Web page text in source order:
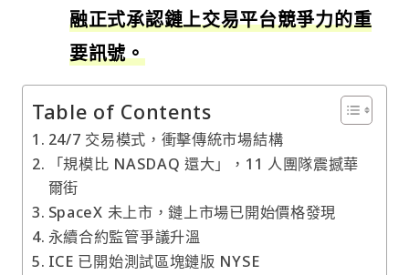
融正式承認鏈上交易平台競爭力的重
要訊號。
Table of Contents
24/7 交易模式，衝擊傳統市場結構
「規模比 NASDAQ 還大」，11 人團隊震撼華
爾街
SpaceX 未上市，鏈上市場已開始價格發現
永續合約監管爭議升溫
ICE 已開始測試區塊鏈版 NYSE